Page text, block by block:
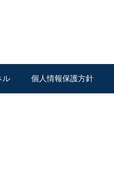
ル 個人情報保護方針